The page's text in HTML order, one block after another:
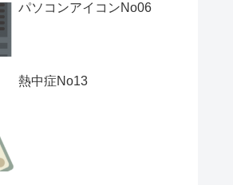
パソコンアイコンNo06
熱中症No13